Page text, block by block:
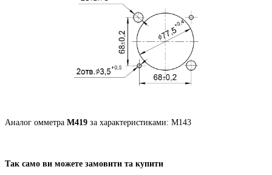
Аналог омметра М419 за характеристиками: М143
Так само ви можете замовити та купити